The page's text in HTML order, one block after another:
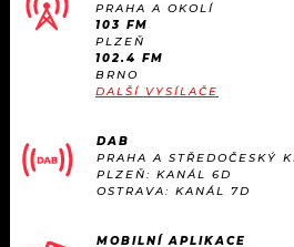
PRAHA A OKOLÍ
103 FM
PLZEŇ
102.4 FM
BRNO
DALŠÍ VYSÍLAČE
DAB
PRAHA A STŘEDOČESKÝ
PLZEŇ: KANÁL 6D
OSTRAVA: KANÁL 7D
MOBILNÍ APLIKACE